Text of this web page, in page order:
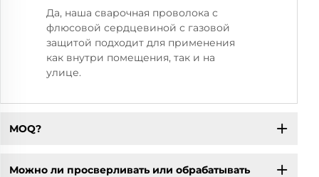
Да, наша сварочная проволока с
флюсовой сердцевиной с газовой
защитой подходит для применения
как внутри помещения, так и на
улице.
МОQ?
Можно ли просверливать или обрабатывать